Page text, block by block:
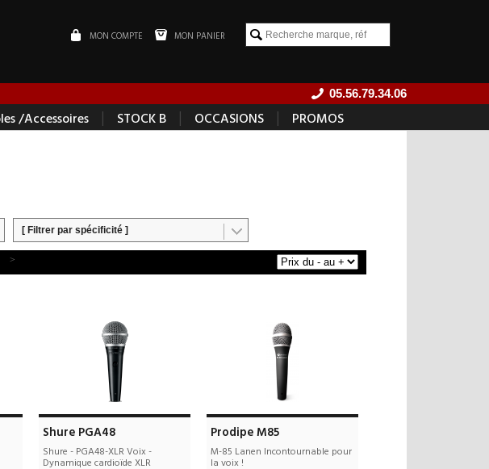
MON PANIER
MON COMPTE
05.56.79.34.06
/Accessoires | STOCK B | OCCASIONS | PROMOS
[ Filtrer par spécificité ]
>
Shure PGA48
Shure - PGA48-XLR Voix -
Dynamique cardioïde XLR
Prodipe M85
M-85 Lanen Incontournable pour
la voix !